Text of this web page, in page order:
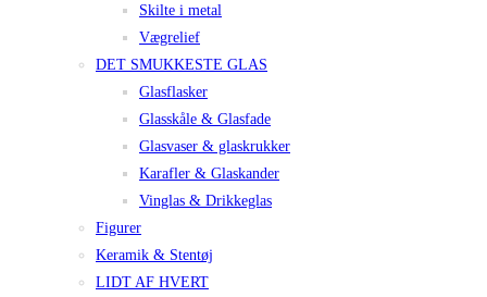
Skilte i metal
Vægrelief
DET SMUKKESTE GLAS
Glasflasker
Glasskåle & Glasfade
Glasvaser & glaskrukker
Karafler & Glaskander
Vinglas & Drikkeglas
Figurer
Keramik & Stentøj
LIDT AF HVERT